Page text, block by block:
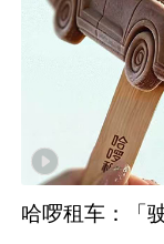
哈啰租车：「